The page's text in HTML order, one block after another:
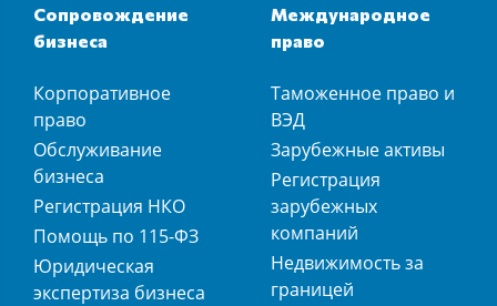
Сопровождение
бизнеса
Корпоративное
право
Обслуживание
бизнеса
Регистрация НКО
Помощь по 115-ФЗ
Юридическая
экспертиза бизнеса
Международное
право
Таможенное право и
ВЭД
Зарубежные активы
Регистрация
зарубежных
компаний
Недвижимость за
границей